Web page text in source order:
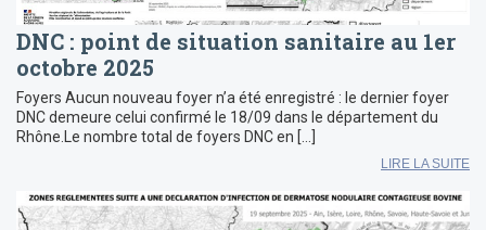
DNC : point de situation sanitaire au 1er
octobre 2025
Foyers Aucun nouveau foyer n’a été enregistré : le dernier foyer
DNC demeure celui confirmé le 18/09 dans le département du
Rhône.Le nombre total de foyers DNC en […]
LIRE LA SUITE